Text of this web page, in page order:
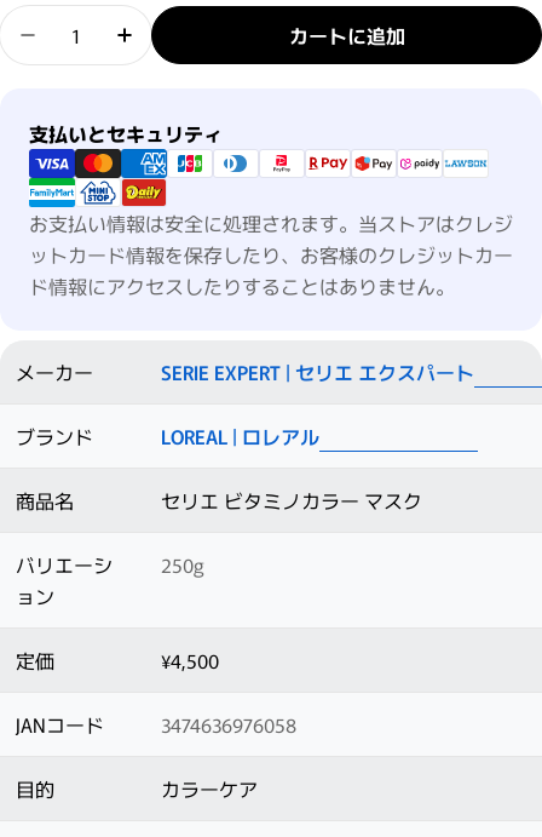
数量
セリエ ビタミノカラー マスクの数量を減らす
セリエ ビタミノカラー マスクの数量を増
カートに追加
支払いとセキュリティ
支払い方法
お支払い情報は安全に処理されます。当ストアはクレジ
ットカード情報を保存したり、お客様のクレジットカー
ド情報にアクセスしたりすることはありません。
メーカー SERIE EXPERT | セリエ エクスパート
ブランド LOREAL | ロレアル
商品名 セリエ ビタミノカラー マスク
バリエーシ
ョン
250g
定価 ¥4,500
JANコード 3474636976058
目的 カラーケア